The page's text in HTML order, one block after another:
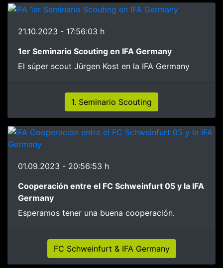
21.10.2023 - 17:56:03 h
1er Seminario Scouting en IFA Germany
El súper scout Jürgen Kost en la IFA Germany
1. Seminario Scouting
01.09.2023 - 20:56:53 h
Cooperación entre el FC Schweinfurt 05 y la IFA
Germany
Esperamos tener una buena cooperación.
FC Schweinfurt & IFA Germany